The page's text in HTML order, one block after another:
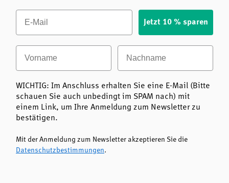
Email
Jetzt 10 % sparen
Vorname Nachname
WICHTIG: Im Anschluss erhalten Sie eine E-Mail (Bitte
schauen Sie auch unbedingt im SPAM nach) mit
einem Link, um Ihre Anmeldung zum Newsletter zu
bestätigen.
Mit der Anmeldung zum Newsletter akzeptieren Sie die
Datenschutzbestimmungen.